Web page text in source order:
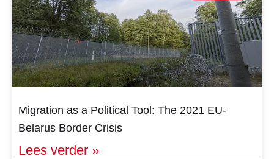
Migration as a Political Tool: The 2021 EU-
Belarus Border Crisis
Lees verder »